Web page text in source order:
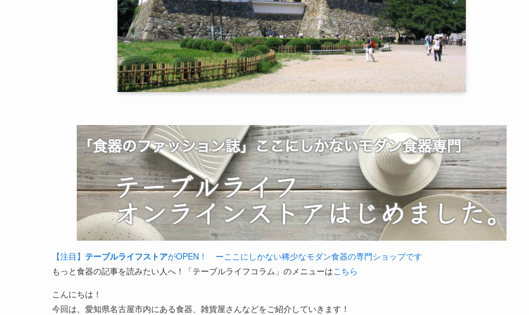
【注目】 テーブルライフストアがOPEN！ ーここにしかない稀少なモダン食器の専門ショップです
もっと食器の記事を読みたい人へ！「テーブルライフコラム」のメニューはこちら
こんにちは！
今回は、愛知県名古屋市内にある食器、雑貨屋さんなどをご紹介していきます！